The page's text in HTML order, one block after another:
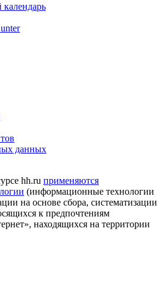
данных
hh.ru применяются
(информационные технологии
на основе сбора, систематизации
к предпочтениям
находящихся на территории